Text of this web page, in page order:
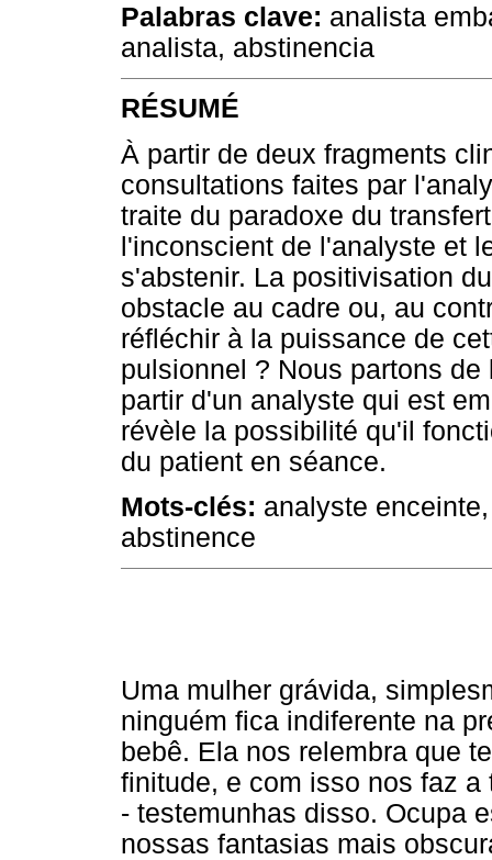
Palabras clave: analista
analista, abstinencia
RÉSUMÉ
À partir de deux fragments
consultations faites par
traite du paradoxe du
l'inconscient de l'analyste et
s'abstenir. La positivisation
obstacle au cadre ou, au
réfléchir à la puissance de
pulsionnel ? Nous partons
partir d'un analyste qui est
révèle la possibilité qu'il
du patient en séance.
Mots-clés: analyste
abstinence
Uma mulher grávida,
ninguém fica indiferente na
bebê. Ela nos relembra que
finitude, e com isso nos faz
- testemunhas disso. Ocupa
nossas fantasias mais